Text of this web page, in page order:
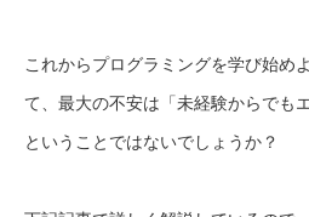
これからプログラミングを学び始め
て、最大の不安は「未経験からでも
ということではないでしょうか？